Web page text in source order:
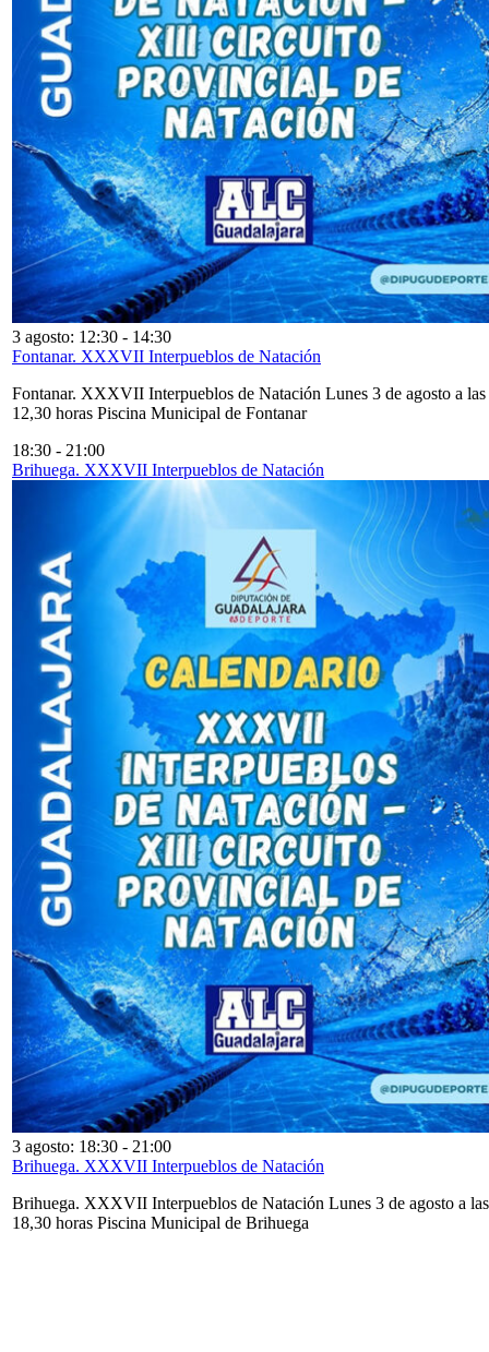
3 agosto: 12:30 - 14:30
Fontanar. XXXVII Interpueblos de Natación
Fontanar. XXXVII Interpueblos de Natación Lunes 3 de agosto a las
12,30 horas Piscina Municipal de Fontanar
18:30 - 21:00
Brihuega. XXXVII Interpueblos de Natación
3 agosto: 18:30 - 21:00
Brihuega. XXXVII Interpueblos de Natación
Brihuega. XXXVII Interpueblos de Natación Lunes 3 de agosto a las
18,30 horas Piscina Municipal de Brihuega